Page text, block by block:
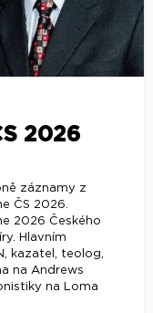
2026
záznamy z
ČS 2026.
2026 Českého
Hlavním
kazatel, teolog,
na Andrews
na Loma